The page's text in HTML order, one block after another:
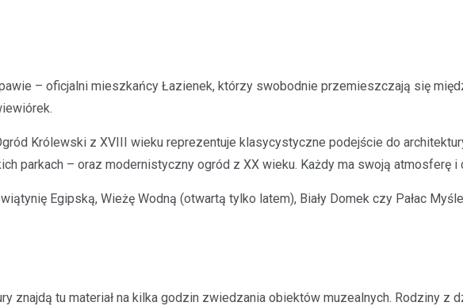
– oficjalni mieszkańcy Łazienek, którzy swobodnie przemieszczają się
Królewski z XVIII wieku reprezentuje klasycystyczne podejście do
parkach – oraz modernistyczny ogród z XX wieku. Każdy ma swoją atmosferę i
Egipską, Wieżę Wodną (otwartą tylko latem), Biały Domek czy Pałac
znajdą tu materiał na kilka godzin zwiedzania obiektów muzealnych. Rodziny z